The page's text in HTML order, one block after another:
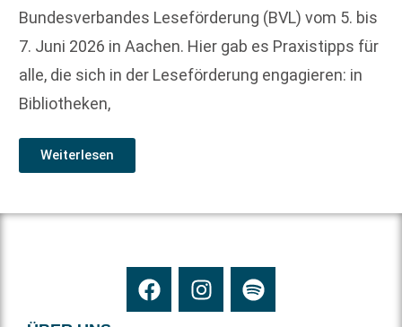
Bundesverbandes Leseförderung (BVL) vom 5. bis
7. Juni 2026 in Aachen. Hier gab es Praxistipps für
alle, die sich in der Leseförderung engagieren: in
Bibliotheken,
Weiterlesen